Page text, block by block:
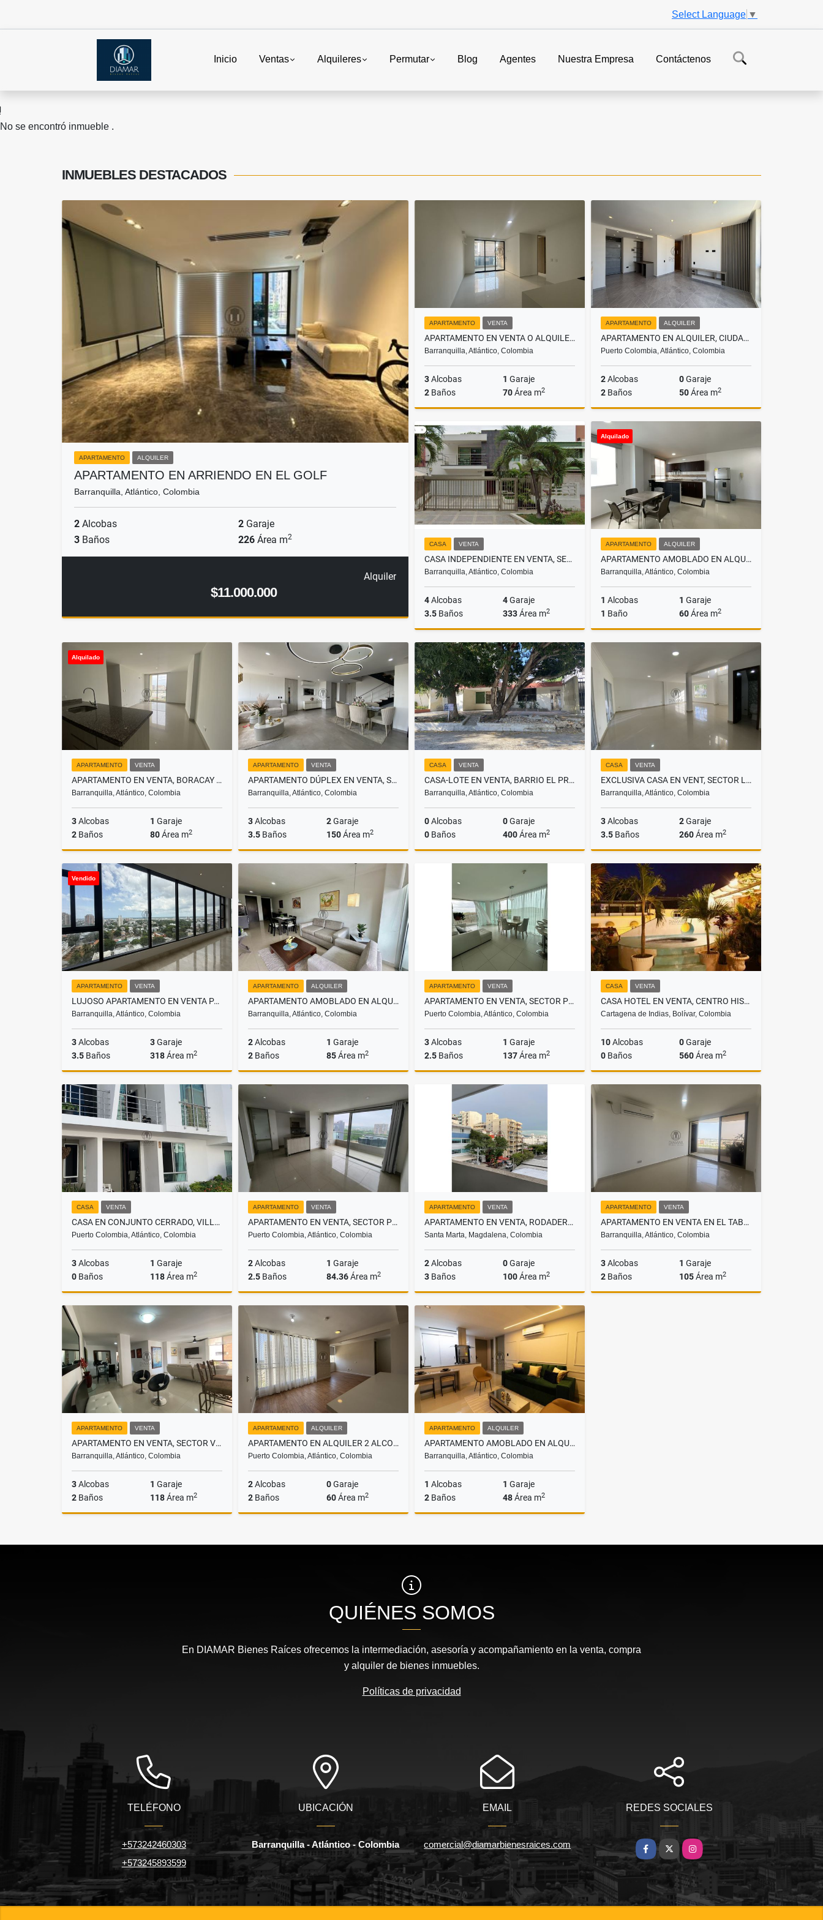
Select Language ▼
Inicio Ventas Alquileres Permutar Blog Agentes Nuestra Empresa Contáctenos
No se encontró inmueble .
INMUEBLES DESTACADOS
APARTAMENTO ALQUILER
APARTAMENTO EN ARRIENDO EN EL GOLF
Barranquilla, Atlántico, Colombia
2 Alcobas 2 Garaje
3 Baños 226 Área m2
Alquiler
$11.000.000
APARTAMENTO VENTA
APARTAMENTO EN VENTA O ALQUILER PARA ESTRENAR EN RIO ALTO
Barranquilla, Atlántico, Colombia
3Alcobas 1 Garaje
2 Baños 70Área m2
Venta
$530.000.000
Alquiler
$2.950.000
APARTAMENTO ALQUILER
APARTAMENTO EN ALQUILER, CIUDAD MALLORQUÍN
Puerto Colombia, Atlántico, Colombia
2Alcobas 0Garaje
2 Baños 50Área m2
CASA VENTA
CASA INDEPENDIENTE EN VENTA, SECTOR RIOMAR
Barranquilla, Atlántico, Colombia
4Alcobas 4Garaje
3.5 Baños 333Área m2
Venta
$1.350.000.000
Alquilado
APARTAMENTO ALQUILER
APARTAMENTO AMOBLADO EN ALQUILER, SECTOR PARQUE LA ELECTRIFICADORA
Barranquilla, Atlántico, Colombia
1 Alcobas 1 Garaje
1 Baño 60Área m2
$1.800.000
Alquilado
APARTAMENTO VENTA
APARTAMENTO EN VENTA, BORACAY - DELICIAS
Barranquilla, Atlántico, Colombia
3Alcobas 1 Garaje
2 Baños 80Área m2
$380.000.000
APARTAMENTO VENTA
APARTAMENTO DÚPLEX EN VENTA, SECTOR PARQUE EL GOLF
Barranquilla, Atlántico, Colombia
3Alcobas 2Garaje
3.5 Baños 150Área m2
CASA VENTA
CASA-LOTE EN VENTA, BARRIO EL PRADO
Barranquilla, Atlántico, Colombia
0Alcobas 0Garaje
0 Baños 400Área m2
CASA VENTA
EXCLUSIVA CASA EN VENT, SECTOR LA CASTELLANA
Barranquilla, Atlántico, Colombia
3Alcobas 2Garaje
3.5 Baños 260Área m2
Venta
$1.300.000.000
Vendido
APARTAMENTO VENTA
LUJOSO APARTAMENTO EN VENTA PARA ESTRENAR, EL GOLF
Barranquilla, Atlántico, Colombia
3Alcobas 3Garaje
3.5 Baños 318Área m2
Venta
$3.400.000.000
APARTAMENTO ALQUILER
APARTAMENTO AMOBLADO EN ALQUILER, SECTOR BUENAVISTA.
Barranquilla, Atlántico, Colombia
2Alcobas 1 Garaje
2 Baños 85Área m2
APARTAMENTO VENTA
APARTAMENTO EN VENTA, SECTOR PORTO AZUL
Puerto Colombia, Atlántico, Colombia
3Alcobas 1 Garaje
2.5 Baños 137Área m2
CASA VENTA
CASA HOTEL EN VENTA, CENTRO HISTÓRICO DE CARTAGENA
Cartagena de Indias, Bolívar, Colombia
10Alcobas 0Garaje
0 Baños 560Área m2
$7.900.000.000
CASA VENTA
CASA EN CONJUNTO CERRADO, VILLA CAMPESTRE
Puerto Colombia, Atlántico, Colombia
3Alcobas 1 Garaje
0 Baños 118Área m2
$445.000.000
APARTAMENTO VENTA
APARTAMENTO EN VENTA, SECTOR PORTAL DE GENOVÉS.
Puerto Colombia, Atlántico, Colombia
2Alcobas 1 Garaje
2.5 Baños 84.36Área m2
Venta
$465.000.000
APARTAMENTO VENTA
APARTAMENTO EN VENTA, RODADERO, SANTA MARTA
Santa Marta, Magdalena, Colombia
2Alcobas 0Garaje
3 Baños 100Área m2
Venta
$450.000.000
APARTAMENTO VENTA
APARTAMENTO EN VENTA EN EL TABOR
Barranquilla, Atlántico, Colombia
3Alcobas 1 Garaje
2 Baños 105Área m2
APARTAMENTO VENTA
APARTAMENTO EN VENTA, SECTOR VILLA COUNTRY
Barranquilla, Atlántico, Colombia
3Alcobas 1 Garaje
2 Baños 118Área m2
$410.000.000
APARTAMENTO ALQUILER
APARTAMENTO EN ALQUILER 2 ALCOBAS - CIUDAD MALLORQUÍN
Puerto Colombia, Atlántico, Colombia
2Alcobas 0Garaje
2 Baños 60Área m2
$1.600.000
APARTAMENTO ALQUILER
APARTAMENTO AMOBLADO EN ALQUILER, SECTOR SAN VICENTE
Barranquilla, Atlántico, Colombia
1 Alcobas 1 Garaje
2 Baños 48Área m2
$2.700.000
QUIÉNES SOMOS
En DIAMAR Bienes Raíces ofrecemos la intermediación, asesoría y acompañamiento en la venta, compra
y alquiler de bienes inmuebles.
Políticas de privacidad
TELÉFONO
+573242460303
+573245893599
UBICACIÓN
Barranquilla - Atlántico - Colombia
EMAIL
comercial@diamarbienesraices.com
REDES SOCIALES
Facebook
X Instagram